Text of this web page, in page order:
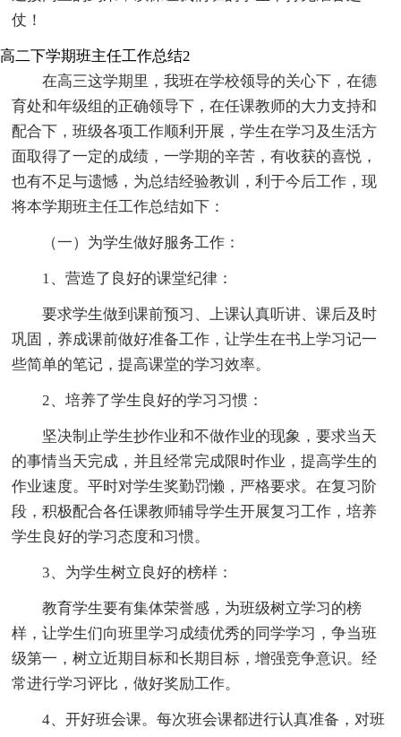
仗！
高二下学期班主任工作总结2
在高三这学期里，我班在学校领导的关心下，在德
育处和年级组的正确领导下，在任课教师的大力支持和
配合下，班级各项工作顺利开展，学生在学习及生活方
面取得了一定的成绩，一学期的辛苦，有收获的喜悦，
也有不足与遗憾，为总结经验教训，利于今后工作，现
将本学期班主任工作总结如下：
（一）为学生做好服务工作：
1、营造了良好的课堂纪律：
要求学生做到课前预习、上课认真听讲、课后及时
巩固，养成课前做好准备工作，让学生在书上学习记一
些简单的笔记，提高课堂的学习效率。
2、培养了学生良好的学习习惯：
坚决制止学生抄作业和不做作业的现象，要求当天
的事情当天完成，并且经常完成限时作业，提高学生的
作业速度。平时对学生奖勤罚懒，严格要求。在复习阶
段，积极配合各任课教师辅导学生开展复习工作，培养
学生良好的学习态度和习惯。
3、为学生树立良好的榜样：
教育学生要有集体荣誉感，为班级树立学习的榜
样，让学生们向班里学习成绩优秀的同学学习，争当班
级第一，树立近期目标和长期目标，增强竞争意识。经
常进行学习评比，做好奖励工作。
4、开好班会课。每次班会课都进行认真准备，对班